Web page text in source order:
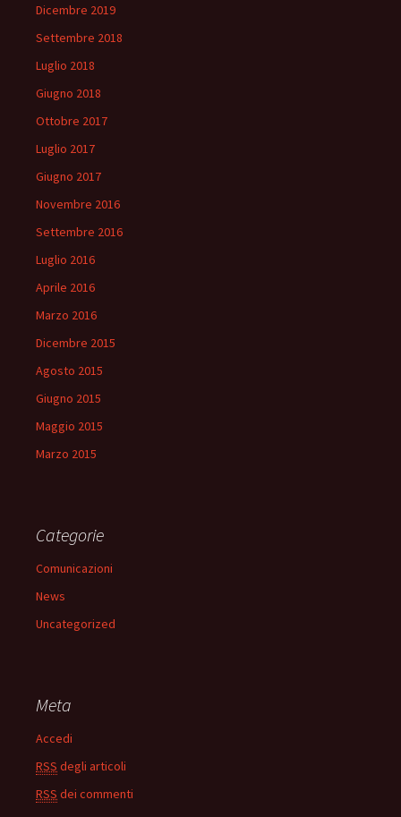
Dicembre 2019
Settembre 2018
Luglio 2018
Giugno 2018
Ottobre 2017
Luglio 2017
Giugno 2017
Novembre 2016
Settembre 2016
Luglio 2016
Aprile 2016
Marzo 2016
Dicembre 2015
Agosto 2015
Giugno 2015
Maggio 2015
Marzo 2015
Categorie
Comunicazioni
News
Uncategorized
Meta
Accedi
RSS degli articoli
RSS dei commenti